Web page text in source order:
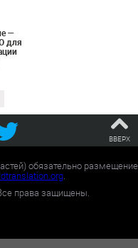
—
для
ВВЕРХ
обязательно размещение
.
права защищены.